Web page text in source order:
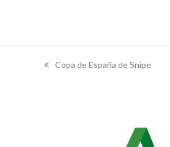
previous
Copa de España de Snipe